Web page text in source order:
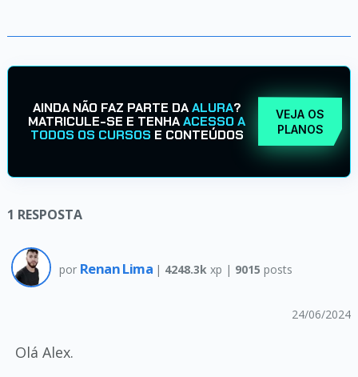
AINDA NÃO FAZ PARTE DAALURA?
MATRICULE-SE E TENHAACESSO A
TODOS OS CURSOS E CONTEÚDOS
VEJA OS
PLANOS
1 RESPOSTA
por Renan Lima | 4248.3k xp | 9015 posts
24/06/2024
Olá Alex.